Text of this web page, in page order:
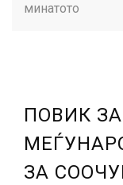
минатото
ПОВИК
ЗА